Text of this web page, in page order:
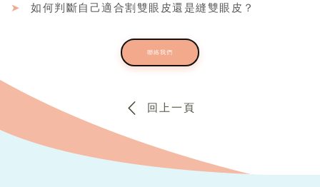
➤ 如何判斷自己適合割雙眼皮還是縫雙眼皮？
聯絡我們
回上一頁